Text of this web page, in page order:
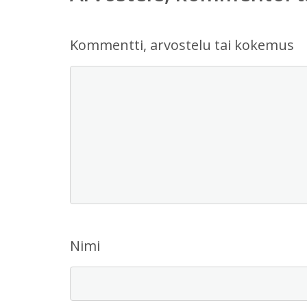
Kommentti, arvostelu tai kokemus
Nimi